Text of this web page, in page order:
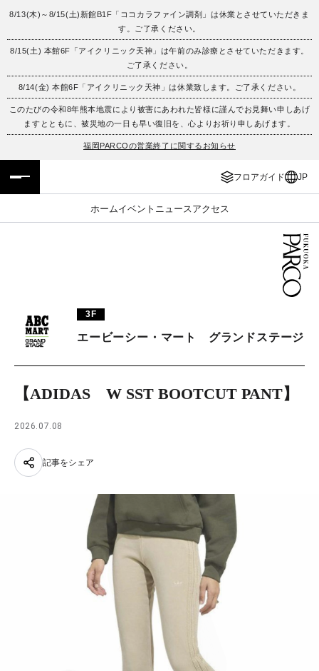
8/13(木)～8/15(土)新館B1F「ココカラファイン調剤」は休業とさせていただきま
す。ご了承ください。
8/15(土) 本館6F「アイクリニック天神」は午前のみ診療とさせていただきます。
ご了承ください。
8/14(金) 本館6F「アイクリニック天神」は休業致します。ご了承ください。
このたびの令和8年熊本地震により被害にあわれた皆様に謹んでお見舞い申しあげ
ますとともに、被災地の一日も早い復旧を、心よりお祈り申しあげます。
福岡PARCOの営業終了に関するお知らせ
フロアガイド JP
ホームイベント ニュース アクセス
フロアガイド
施設案内・アクセス
イベント・ポップアップ
レストラン・カフェ
ENGLISH
繁体字
簡体字
ภาษาไทย
3F
エービーシー・マート グランドステージ
【ADIDAS W SST BOOTCUT PANT】
2026.07.08
記事をシェア